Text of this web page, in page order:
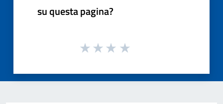
su questa pagina?